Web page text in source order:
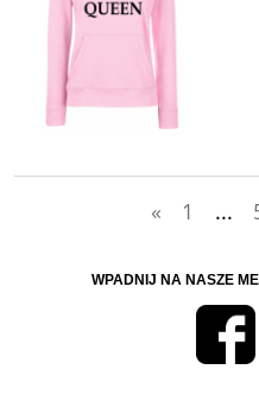
« 1 ...
WPADNIJ NA NASZE